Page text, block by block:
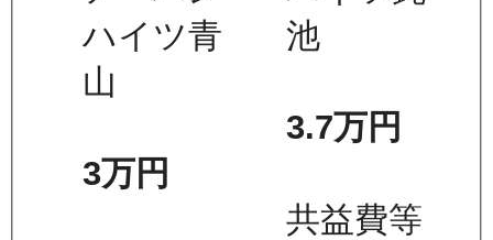
ハイツ青
山
3万円
池
3.7万円
共益費等